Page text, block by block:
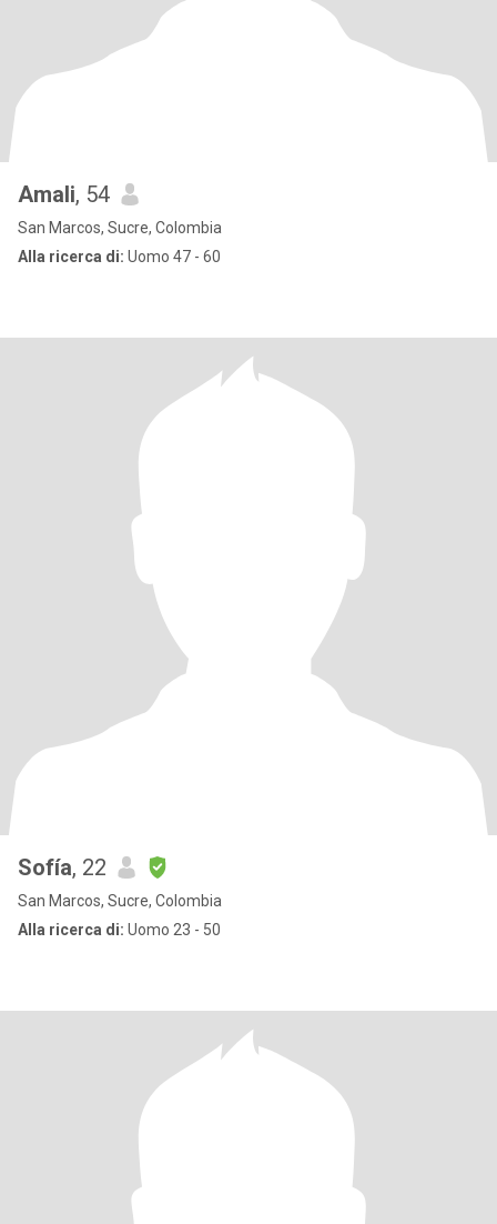
Amali, 54
San Marcos, Sucre, Colombia
Alla ricerca di: Uomo 47 - 60
Sofía, 22
San Marcos, Sucre, Colombia
Alla ricerca di: Uomo 23 - 50